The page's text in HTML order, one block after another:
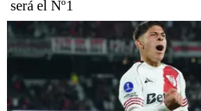
será el Nº1